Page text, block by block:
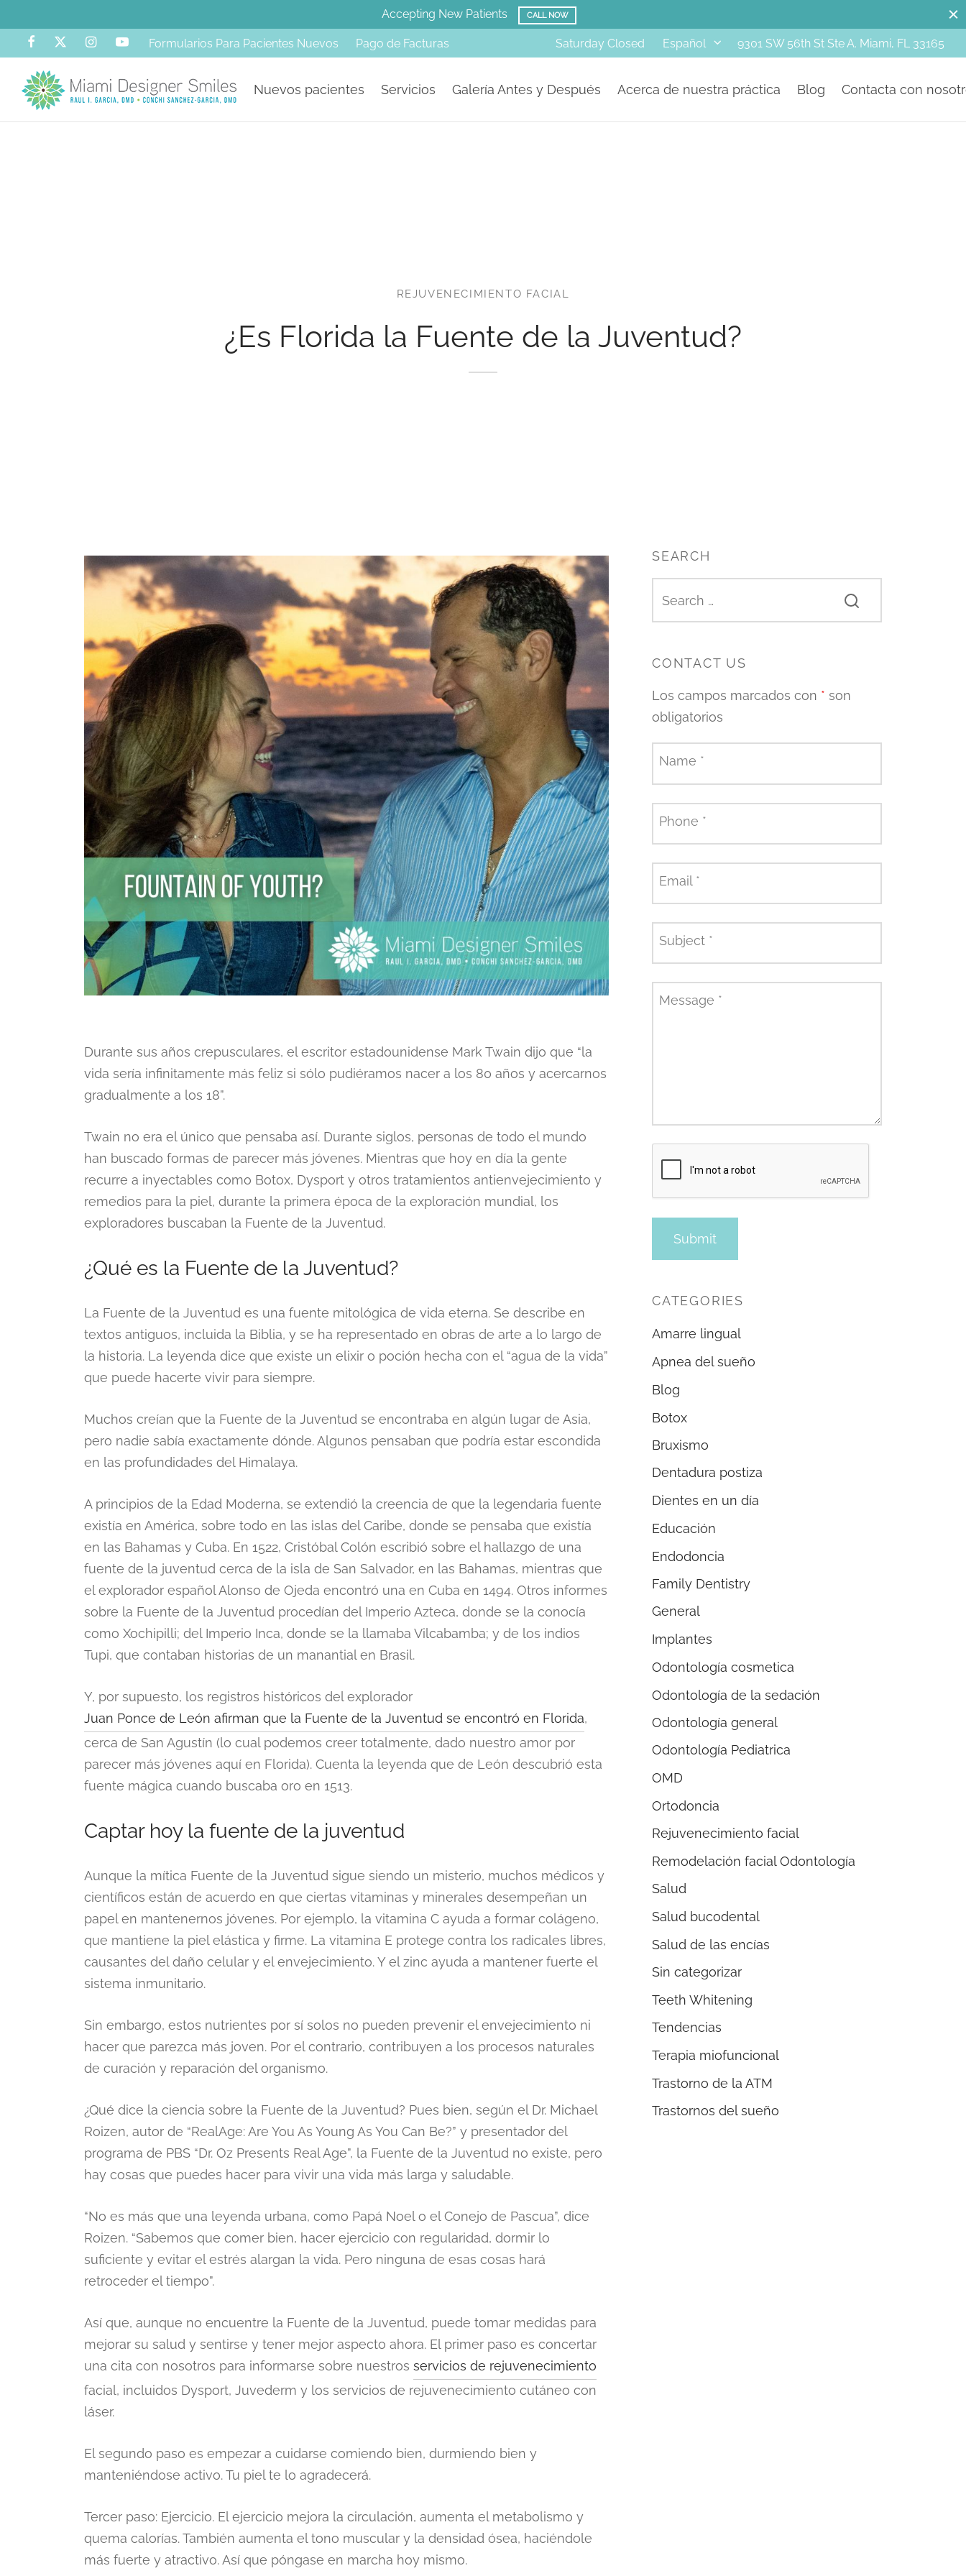
Amazing Before & Afters! SMILE GALLERY
Formularios Para Pacientes Nuevos Pago de Facturas Saturday Closed Español 9301 SW 56th St Ste A. Miami, FL 33165
Nuevos pacientes Servicios Galería Antes y Después Acerca de nuestra práctica Blog Contacta con
REJUVENECIMIENTO FACIAL
¿Es Florida la Fuente de la Juventud?
Durante sus años crepusculares, el escritor estadounidense Mark Twain dijo que “la
vida sería infinitamente más feliz si sólo pudiéramos nacer a los 80 años y acercarnos
gradualmente a los 18”.
Twain no era el único que pensaba así. Durante siglos, personas de todo el mundo
han buscado formas de parecer más jóvenes. Mientras que hoy en día la gente
recurre a inyectables como Botox, Dysport y otros tratamientos antienvejecimiento y
remedios para la piel, durante la primera época de la exploración mundial, los
exploradores buscaban la Fuente de la Juventud.
¿Qué es la Fuente de la Juventud?
La Fuente de la Juventud es una fuente mitológica de vida eterna. Se describe en
textos antiguos, incluida la Biblia, y se ha representado en obras de arte a lo largo de
la historia. La leyenda dice que existe un elixir o poción hecha con el “agua de la vida”
que puede hacerte vivir para siempre.
Muchos creían que la Fuente de la Juventud se encontraba en algún lugar de Asia,
pero nadie sabía exactamente dónde. Algunos pensaban que podría estar escondida
en las profundidades del Himalaya.
A principios de la Edad Moderna, se extendió la creencia de que la legendaria fuente
existía en América, sobre todo en las islas del Caribe, donde se pensaba que existía
en las Bahamas y Cuba. En 1522, Cristóbal Colón escribió sobre el hallazgo de una
fuente de la juventud cerca de la isla de San Salvador, en las Bahamas, mientras que
el explorador español Alonso de Ojeda encontró una en Cuba en 1494. Otros informes
sobre la Fuente de la Juventud procedían del Imperio Azteca, donde se la conocía
como Xochipilli; del Imperio Inca, donde se la llamaba Vilcabamba; y de los indios
Tupi, que contaban historias de un manantial en Brasil.
Y, por supuesto, los registros históricos del explorador
Juan Ponce de León afirman que la Fuente de la Juventud se encontró en Florida,
cerca de San Agustín (lo cual podemos creer totalmente, dado nuestro amor por
parecer más jóvenes aquí en Florida). Cuenta la leyenda que de León descubrió esta
fuente mágica cuando buscaba oro en 1513.
Captar hoy la fuente de la juventud
Aunque la mítica Fuente de la Juventud sigue siendo un misterio, muchos médicos y
científicos están de acuerdo en que ciertas vitaminas y minerales desempeñan un
papel en mantenernos jóvenes. Por ejemplo, la vitamina C ayuda a formar colágeno,
que mantiene la piel elástica y firme. La vitamina E protege contra los radicales libres,
causantes del daño celular y el envejecimiento. Y el zinc ayuda a mantener fuerte el
sistema inmunitario.
Sin embargo, estos nutrientes por sí solos no pueden prevenir el envejecimiento ni
hacer que parezca más joven. Por el contrario, contribuyen a los procesos naturales
de curación y reparación del organismo.
¿Qué dice la ciencia sobre la Fuente de la Juventud? Pues bien, según el Dr. Michael
Roizen, autor de “RealAge: Are You As Young As You Can Be?” y presentador del
programa de PBS “Dr. Oz Presents Real Age”, la Fuente de la Juventud no existe, pero
hay cosas que puedes hacer para vivir una vida más larga y saludable.
“No es más que una leyenda urbana, como Papá Noel o el Conejo de Pascua”, dice
Roizen. “Sabemos que comer bien, hacer ejercicio con regularidad, dormir lo
suficiente y evitar el estrés alargan la vida. Pero ninguna de esas cosas hará
retroceder el tiempo”.
Así que, aunque no encuentre la Fuente de la Juventud, puede tomar medidas para
mejorar su salud y sentirse y tener mejor aspecto ahora. El primer paso es concertar
una cita con nosotros para informarse sobre nuestros servicios de rejuvenecimiento
facial, incluidos Dysport, Juvederm y los servicios de rejuvenecimiento cutáneo con
láser.
El segundo paso es empezar a cuidarse comiendo bien, durmiendo bien y
manteniéndose activo. Tu piel te lo agradecerá.
Tercer paso: Ejercicio. El ejercicio mejora la circulación, aumenta el metabolismo y
quema calorías. También aumenta el tono muscular y la densidad ósea, haciéndole
más fuerte y atractivo. Así que póngase en marcha hoy mismo.
SEARCH
CONTACT US
Los campos marcados con * son
obligatorios
Name *
Phone *
Email *
Subject *
Message *
CATEGORIES
Amarre lingual
Apnea del sueño
Blog
Botox
Bruxismo
Dentadura postiza
Dientes en un día
Educación
Endodoncia
Family Dentistry
General
Implantes
Odontología cosmetica
Odontología de la sedación
Odontología general
Odontología Pediatrica
OMD
Ortodoncia
Rejuvenecimiento facial
Remodelación facial Odontología
Salud
Salud bucodental
Salud de las encías
Sin categorizar
Teeth Whitening
Tendencias
Terapia miofuncional
Trastorno de la ATM
Trastornos del sueño